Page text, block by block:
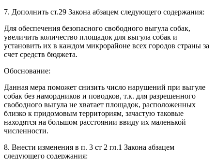
7. Дополнить ст.29 Закона абзацем следующего содержания:
Для обеспечения безопасного свободного выгула собак,
увеличить количество площадок для выгула собак и
установить их в каждом микрорайоне всех городов страны за
счет средств бюджета.
Обоснование:
Данная мера поможет снизить число нарушений при выгуле
собак без намордников и поводков, т.к. для разрешенного
свободного выгула не хватает площадок, расположенных
близко к придомовым территориям, зачастую таковые
находятся на большом расстоянии ввиду их маленькой
численности.
8. Внести изменения в п. 3 ст 2 гл.1 Закона абзацем
следующего содержания: